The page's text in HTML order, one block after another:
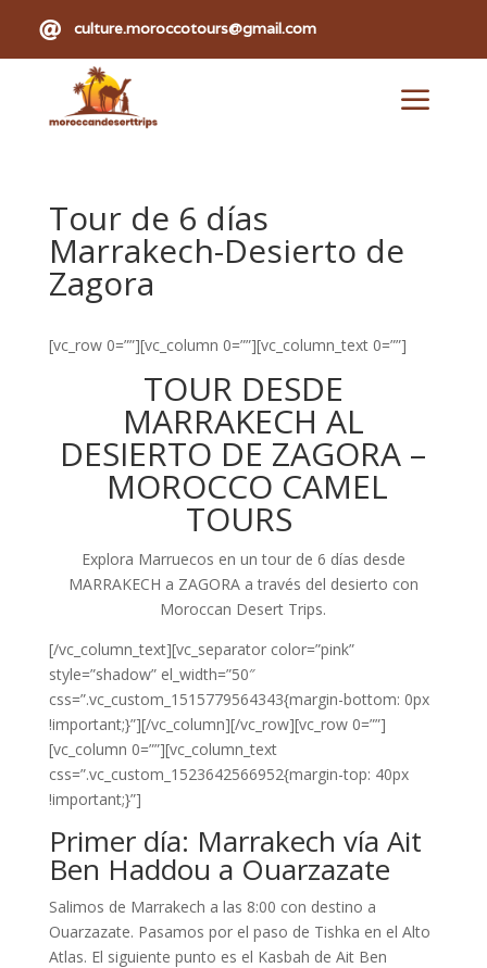
 culture.moroccotours@gmail.com
a
Tour de 6 días
Marrakech-Desierto de
Zagora
[vc_row 0=””][vc_column 0=””][vc_column_text 0=””]
TOUR DESDE
MARRAKECH AL
DESIERTO DE ZAGORA –
MOROCCO CAMEL
TOURS
Explora Marruecos en un tour de 6 días desde
MARRAKECH a ZAGORA a través del desierto con
Moroccan Desert Trips.
[/vc_column_text][vc_separator color=”pink”
style=”shadow” el_width=”50″
css=”.vc_custom_1515779564343{margin-bottom: 0px
!important;}”][/vc_column][/vc_row][vc_row 0=””]
[vc_column 0=””][vc_column_text
css=”.vc_custom_1523642566952{margin-top: 40px
!important;}”]
Primer día: Marrakech vía Ait
Ben Haddou a Ouarzazate
Salimos de Marrakech a las 8:00 con destino a
Ouarzazate. Pasamos por el paso de Tishka en el Alto
Atlas. El siguiente punto es el Kasbah de Ait Ben